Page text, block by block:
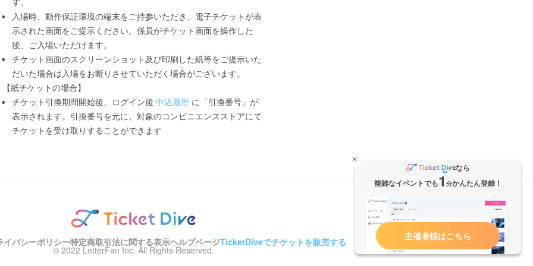
入場時、動作保証環境の端末をご持参いただき、電子チケットが表
示された画面をご提示ください。係員がチケット画面を操作した
後、ご入場いただけます。
チケット画面のスクリーンショット及び印刷した紙等をご提示いた
だいた場合は入場をお断りさせていただく場合がございます。
【紙チケットの場合】
チケット引換期間開始後、ログイン後 申込履歴 に「引換番号」が
表示されます。引換番号を元に、対象のコンビニエンスストアにて
チケットを受け取りすることができます
なら
複雑なイベントでも1 分かんたん登録！
主催者様はこちら
イバシーポリシー特定商取引法に関する表示ヘルプページTicketDiveでチケットを販売する
© 2022 LetterFan Inc. All Rights Reserved.